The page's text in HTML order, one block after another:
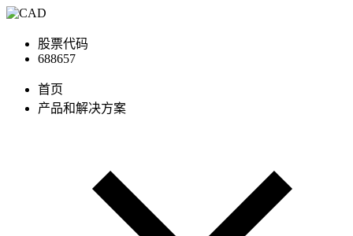
股票代码
688657
首页
产品和解决方案